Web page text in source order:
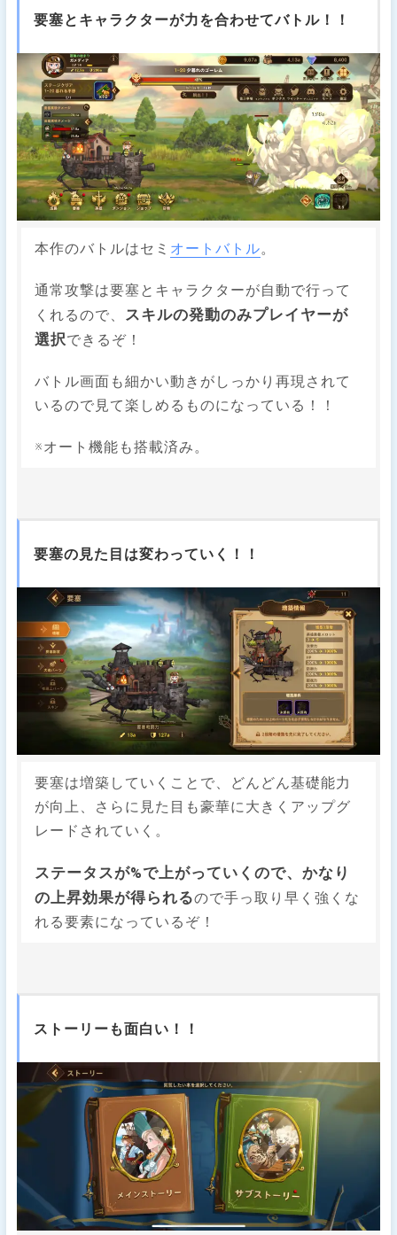
要塞とキャラクターが力を合わせてバトル！！
本作のバトルはセミ オートバトル。
通常攻撃は要塞とキャラクターが自動で行って
くれるので、 スキルの発動のみプレイヤーが
選択できるぞ！
バトル画面も細かい動きがしっかり再現されて
いるので見て楽しめるものになっている！！
※オート機能も搭載済み。
要塞の見た目は変わっていく！！
要塞は増築していくことで、どんどん基礎能力
が向上、さらに見た目も豪華に大きくアップグ
レードされていく。
ステータスが%で上がっていくので、かなり
の上昇効果が得られるので手っ取り早く強くな
れる要素になっているぞ！
ストーリーも面白い！！